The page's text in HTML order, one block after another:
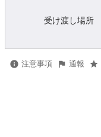
受け渡し場所
注意事項 通報